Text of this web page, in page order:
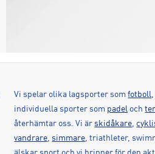
Vi spelar olika lagsporter somfotboll,
individuella sporter som padel och
återhämtar oss. Vi ärskidåkare,
vandrare,simmare, triathleter,